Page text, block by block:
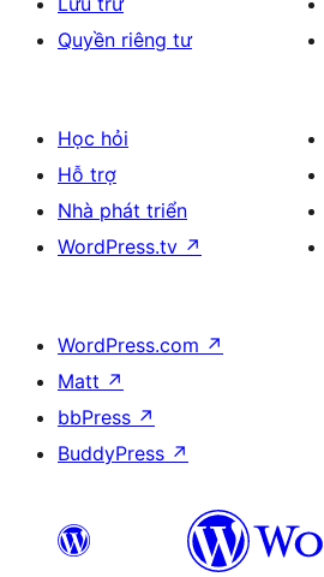
Quyền riêng tư
Học hỏi
Hỗ trợ
Nhà phát triển
WordPress.tv ↗
WordPress.com ↗
Matt ↗
bbPress ↗
BuddyPress ↗